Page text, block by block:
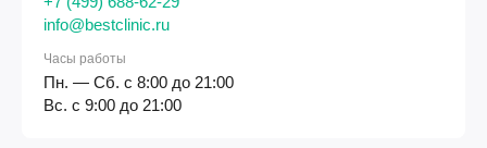
info@bestclinic.ru
Часы работы
Пн. — Сб. с 8:00 до 21:00
Вс. с 9:00 до 21:00